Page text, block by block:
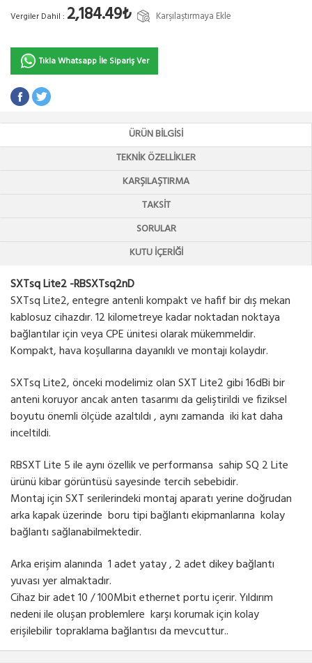
Vergiler Dahil : 2,184.49₺ Karşılaştırmaya Ekle
Tıkla Whatsapp İle Sipariş Ver
ÜRÜN BILGISI
TEKNIK ÖZELLIKLER
KARŞILAŞTIRMA
TAKSIT
SORULAR
KUTU İÇERIĞI
SXTsq Lite2 -RBSXTsq2nD
SXTsq Lite2, entegre antenli kompakt ve hafif bir dış mekan
kablosuz cihazdır. 12 kilometreye kadar noktadan noktaya
bağlantılar için veya CPE ünitesi olarak mükemmeldir.
Kompakt, hava koşullarına dayanıklı ve montajı kolaydır.
SXTsq Lite2, önceki modelimiz olan SXT Lite2 gibi 16dBi bir
anteni koruyor ancak anten tasarımı da geliştirildi ve fiziksel
boyutu önemli ölçüde azaltıldı , aynı zamanda iki kat daha
inceltildi.
RBSXT Lite 5 ile aynı özellik ve performansa sahip SQ 2 Lite
ürünü kibar görüntüsü sayesinde tercih sebebidir.
Montaj için SXT serilerindeki montaj aparatı yerine doğrudan
arka kapak üzerinde boru tipi bağlantı ekipmanlarına kolay
bağlantı sağlanabilmektedir.
Arka erişim alanında 1 adet yatay , 2 adet dikey bağlantı
yuvası yer almaktadır.
Cihaz bir adet 10 / 100Mbit ethernet portu içerir. Yıldırım
nedeni ile oluşan problemlere karşı korumak için kolay
erişilebilir topraklama bağlantısı da mevcuttur..